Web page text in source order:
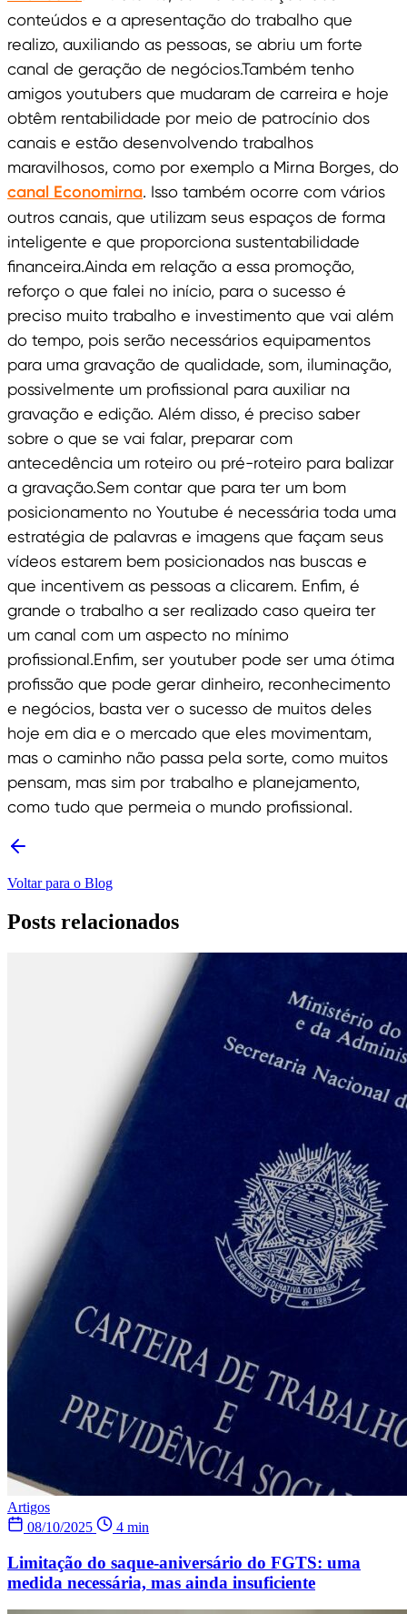
conteúdos e a apresentação do trabalho que
realizo, auxiliando as pessoas, se abriu um forte
canal de geração de negócios.Também tenho
amigos youtubers que mudaram de carreira e hoje
obtêm rentabilidade por meio de patrocínio dos
canais e estão desenvolvendo trabalhos
maravilhosos, como por exemplo a Mirna Borges, do
canal Economirna. Isso também ocorre com vários
outros canais, que utilizam seus espaços de forma
inteligente e que proporciona sustentabilidade
financeira.Ainda em relação a essa promoção,
reforço o que falei no início, para o sucesso é
preciso muito trabalho e investimento que vai além
do tempo, pois serão necessários equipamentos
para uma gravação de qualidade, som, iluminação,
possivelmente um profissional para auxiliar na
gravação e edição. Além disso, é preciso saber
sobre o que se vai falar, preparar com
antecedência um roteiro ou pré-roteiro para balizar
a gravação.Sem contar que para ter um bom
posicionamento no Youtube é necessária toda uma
estratégia de palavras e imagens que façam seus
vídeos estarem bem posicionados nas buscas e
que incentivem as pessoas a clicarem. Enfim, é
grande o trabalho a ser realizado caso queira ter
um canal com um aspecto no mínimo
profissional.Enfim, ser youtuber pode ser uma ótima
profissão que pode gerar dinheiro, reconhecimento
e negócios, basta ver o sucesso de muitos deles
hoje em dia e o mercado que eles movimentam,
mas o caminho não passa pela sorte, como muitos
pensam, mas sim por trabalho e planejamento,
como tudo que permeia o mundo profissional.
Voltar para o Blog
Posts relacionados
Artigos
08/10/2025
4 min
Limitação do saque-aniversário do FGTS: uma
medida necessária, mas ainda insuficiente